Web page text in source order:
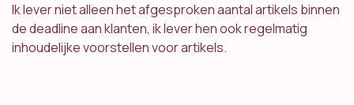
Ik lever niet alleen het afgesproken aantal artikels binnen
de deadline aan klanten, ik lever hen ook regelmatig
inhoudelijke voorstellen voor artikels.